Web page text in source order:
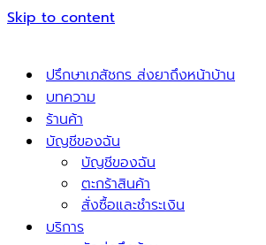
Skip to content
ปรึกษาเภสัชกร ส่งยาถึงหน้าบ้าน
บทความ
ร้านค้า
บัญชีของฉัน
บัญชีของฉัน
ตะกร้าสินค้า
สั่งซื้อและชำระเงิน
บริการ